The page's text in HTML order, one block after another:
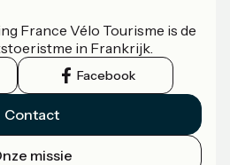
France Vélo Tourisme is de
in Frankrijk.
Facebook
Contact
missie